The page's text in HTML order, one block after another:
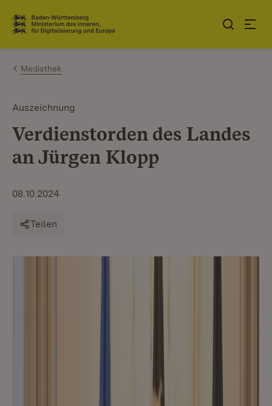
Zum Inhalt springen
Link zur Startseite
Mediathek
Auszeichnung
Verdienstorden des Landes
an Jürgen Klopp
08.10.2024
Teilen